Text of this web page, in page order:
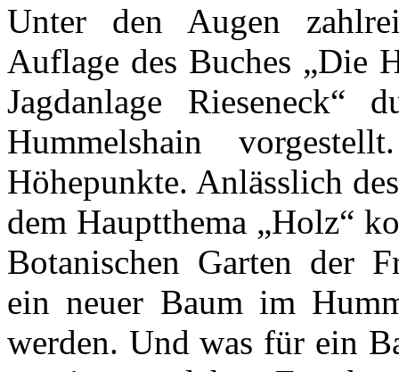
Unter den Augen
Auflage des Buches „Die
Jagdanlage Rieseneck“
Hummelshain
Höhepunkte. Anlässlich
dem Hauptthema „Holz“
Botanischen Garten der
ein neuer Baum im
werden. Und was für ein